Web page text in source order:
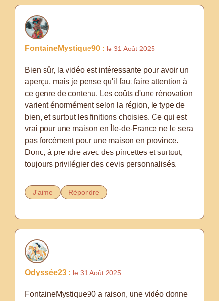
FontaineMystique90 : le 31 Août 2025
Bien sûr, la vidéo est intéressante pour avoir un
aperçu, mais je pense qu'il faut faire attention à
ce genre de contenu. Les coûts d'une rénovation
varient énormément selon la région, le type de
bien, et surtout les finitions choisies. Ce qui est
vrai pour une maison en Île-de-France ne le sera
pas forcément pour une maison en province.
Donc, à prendre avec des pincettes et surtout,
toujours privilégier des devis personnalisés.
J'aime Répondre
Odyssée23 : le 31 Août 2025
FontaineMystique90 a raison, une vidéo donne